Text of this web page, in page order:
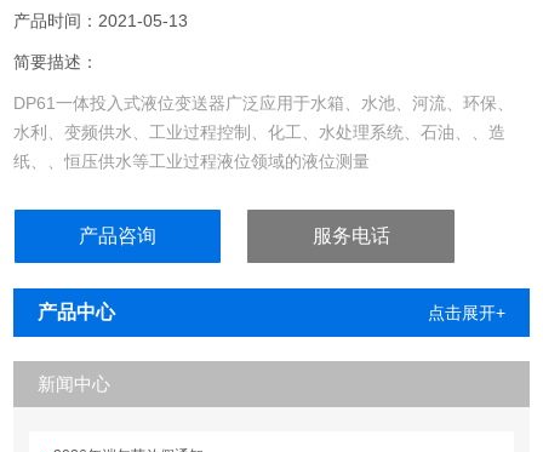
产品时间：2021-05-13
简要描述：
DP61一体投入式液位变送器广泛应用于水箱、水池、河流、环保、
水利、变频供水、工业过程控制、化工、水处理系统、石油、、造
纸、、恒压供水等工业过程液位领域的液位测量
产品咨询 服务电话
产品中心 点击展开+
新闻中心